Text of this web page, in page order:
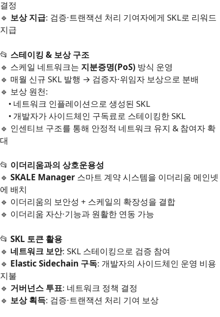
결정
🔹 보상 지급: 검증·트랜잭션 처리 기여자에게 SKL로 리워드
지급
📂 스테이킹 & 보상 구조
🔹 스케일 네트워크는 지분증명(PoS) 방식 운영
🔹 매월 신규 SKL 발행 → 검증자·위임자 보상으로 분배
🔹 보상 원천:
• 네트워크 인플레이션으로 생성된 SKL
• 개발자가 사이드체인 구독료로 스테이킹한 SKL
🔹 인센티브 구조를 통해 안정적 네트워크 유지 & 참여자 확
대
📂 이더리움과의 상호운용성
🔹 SKALE Manager 스마트 계약 시스템을 이더리움 메인넷
에 배치
🔹 이더리움의 보안성 + 스케일의 확장성을 결합
🔹 이더리움 자산·기능과 원활한 연동 가능
📂 SKL 토큰 활용
🔹 네트워크 보안: SKL 스테이킹으로 검증 참여
🔹 Elastic Sidechain 구독: 개발자의 사이드체인 운영 비용
지불
🔹 거버넌스 투표: 네트워크 정책 결정
🔹 보상 획득: 검증·트랜잭션 처리 기여 보상